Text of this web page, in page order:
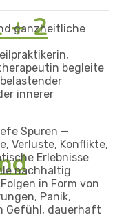
+ 2
ganzheitliche
begleite
innerer
Spuren —
Verluste, Konflikte,
Erlebnisse
nachhaltig
in Form von
Panik,
Gefühl, dauerhaft